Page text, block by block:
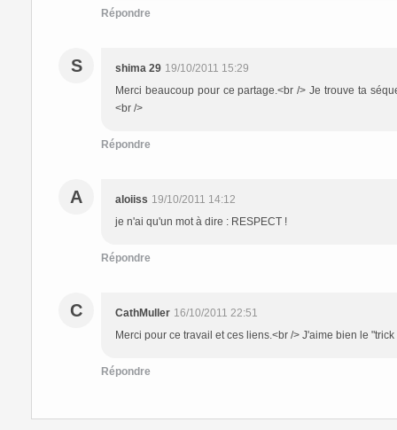
Répondre
S shima 29 19/10/2011 15:29
Merci beaucoup pour ce partage.<br /> Je trouve ta
<br />
Répondre
A aloiiss 19/10/2011 14:12
je n'ai qu'un mot à dire : RESPECT !
Répondre
C CathMuller 16/10/2011 22:51
Merci pour ce travail et ces liens.<br /> J'aime bien le
Répondre